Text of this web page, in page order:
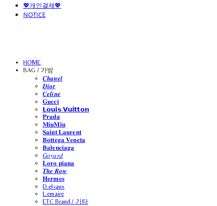
💖개인결제💖
NOTICE
HOME
BAG / 가방
𝑪𝒉𝒂𝒏𝒆𝒍
𝑫𝒊𝒐𝒓
𝑪𝒆𝒍𝒊𝒏𝒆
𝐆𝐮𝐜𝐜𝐢
𝗟𝗼𝘂𝗶𝘀 𝗩𝘂𝗶𝘁𝘁𝗼𝗻
𝐏𝐫𝐚𝐝𝐚
𝐌𝐢𝐮𝐌𝐢𝐮
𝐒𝐚𝐢𝐧𝐭 𝐋𝐚𝐮𝐫𝐞𝐧𝐭
𝐁𝐨𝐭𝐭𝐞𝐠𝐚 𝐕𝐞𝐧𝐞𝐭𝐚
𝐁𝐚𝐥𝐞𝐧𝐜𝐢𝐚𝐠𝐚
𝐺𝑜𝑦𝑎𝑟𝑑
𝐋𝐨𝐫𝐨 𝐩𝐢𝐚𝐧𝐚
𝑻𝒉𝒆 𝑹𝒐𝒘
𝐇𝐞𝐫𝐦𝐞𝐬
D.elvaux
L.emaire
ETC Brand / 기타